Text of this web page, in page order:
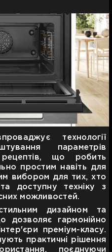
технології
параметрів
що робить
простим навіть для
вибором для тих, хто
доступну техніку з
можливостей.
дизайном та
дозволяє гармонійно
преміум-класу.
практичні рішення
поєднуючи